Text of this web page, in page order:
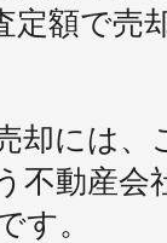
定額で売
却には、
不動産会
す。